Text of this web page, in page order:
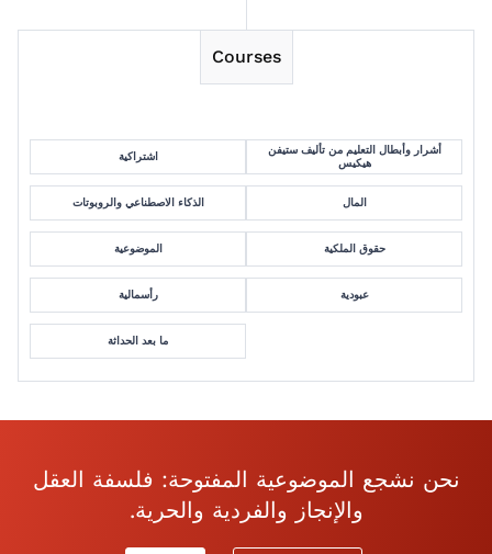
Courses
اشتراكية
أشرار وأبطال التعليم من تأليف ستيفن
هيكيس
الذكاء الاصطناعي والروبوتات المال
الموضوعية حقوق الملكية
رأسمالية عبودية
ما بعد الحداثة
نحن نشجع الموضوعية المفتوحة: فلسفة العقل
والإنجاز والفردية والحرية.